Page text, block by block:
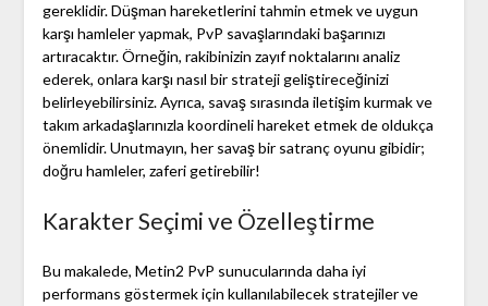
gereklidir. Düşman hareketlerini tahmin etmek ve uygun
karşı hamleler yapmak, PvP savaşlarındaki başarınızı
artıracaktır. Örneğin, rakibinizin zayıf noktalarını analiz
ederek, onlara karşı nasıl bir strateji geliştireceğinizi
belirleyebilirsiniz. Ayrıca, savaş sırasında iletişim kurmak ve
takım arkadaşlarınızla koordineli hareket etmek de oldukça
önemlidir. Unutmayın, her savaş bir satranç oyunu gibidir;
doğru hamleler, zaferi getirebilir!
Karakter Seçimi ve Özelleştirme
Bu makalede, Metin2 PvP sunucularında daha iyi
performans göstermek için kullanılabilecek stratejiler ve